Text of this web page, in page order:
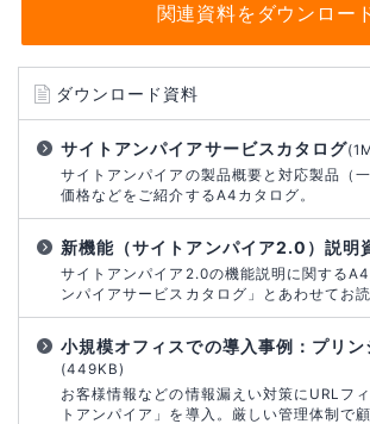
関連資料をダウンロー
ダウンロード資料
サイトアンパイアサービスカタログ
サイトアンパイアの製品概要と対応製品（
価格などをご紹介するA4カタログ。
新機能（サイトアンパイア2.0）説明
サイトアンパイア2.0の機能説明に関する
ンパイアサービスカタログ」とあわせてお読
小規模オフィスでの導入事例：プリン
(449KB)
お客様情報などの情報漏えい対策にURLフ
トアンパイア」を導入。厳しい管理体制で